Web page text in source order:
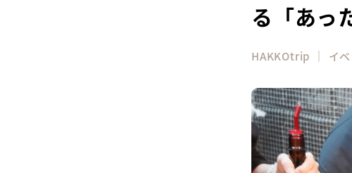
る「あっ
HAKKOtrip ｜ イ